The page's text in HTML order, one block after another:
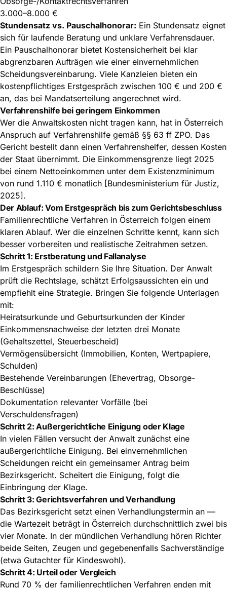
3.000–8.000 €
Stundensatz vs. Pauschalhonorar: Ein Stundensatz eignet
sich für laufende Beratung und unklare Verfahrensdauer.
Ein Pauschalhonorar bietet Kostensicherheit bei klar
abgrenzbaren Aufträgen wie einer einvernehmlichen
Scheidungsvereinbarung. Viele Kanzleien bieten ein
kostenpflichtiges Erstgespräch zwischen 100 € und 200 €
an, das bei Mandatserteilung angerechnet wird.
Verfahrenshilfe bei geringem Einkommen
Wer die Anwaltskosten nicht tragen kann, hat in Österreich
Anspruch auf Verfahrenshilfe gemäß §§ 63 ff ZPO. Das
Gericht bestellt dann einen Verfahrenshelfer, dessen Kosten
der Staat übernimmt. Die Einkommensgrenze liegt 2025
bei einem Nettoeinkommen unter dem Existenzminimum
von rund 1.110 € monatlich [Bundesministerium für Justiz,
2025].
Der Ablauf: Vom Erstgespräch bis zum Gerichtsbeschluss
Familienrechtliche Verfahren in Österreich folgen einem
klaren Ablauf. Wer die einzelnen Schritte kennt, kann sich
besser vorbereiten und realistische Zeitrahmen setzen.
Schritt 1: Erstberatung und Fallanalyse
Im Erstgespräch schildern Sie Ihre Situation. Der Anwalt
prüft die Rechtslage, schätzt Erfolgsaussichten ein und
empfiehlt eine Strategie. Bringen Sie folgende Unterlagen
mit:
Heiratsurkunde und Geburtsurkunden der Kinder
Einkommensnachweise der letzten drei Monate
(Gehaltszettel, Steuerbescheid)
Vermögensübersicht (Immobilien, Konten, Wertpapiere,
Schulden)
Bestehende Vereinbarungen (Ehevertrag, Obsorge-
Beschlüsse)
Dokumentation relevanter Vorfälle (bei
Verschuldensfragen)
Schritt 2: Außergerichtliche Einigung oder Klage
In vielen Fällen versucht der Anwalt zunächst eine
außergerichtliche Einigung. Bei einvernehmlichen
Scheidungen reicht ein gemeinsamer Antrag beim
Bezirksgericht. Scheitert die Einigung, folgt die
Einbringung der Klage.
Schritt 3: Gerichtsverfahren und Verhandlung
Das Bezirksgericht setzt einen Verhandlungstermin an —
die Wartezeit beträgt in Österreich durchschnittlich zwei bis
vier Monate. In der mündlichen Verhandlung hören Richter
beide Seiten, Zeugen und gegebenenfalls Sachverständige
(etwa Gutachter für Kindeswohl).
Schritt 4: Urteil oder Vergleich
Rund 70 % der familienrechtlichen Verfahren enden mit